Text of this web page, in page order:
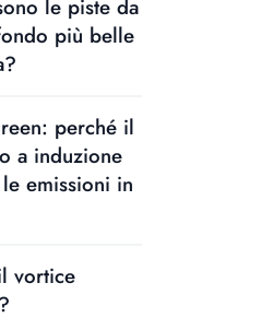
le piste da
più belle
perché il
a induzione
emissioni in
vortice